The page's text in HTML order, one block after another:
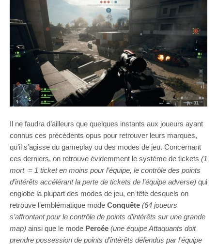
Il ne faudra d’ailleurs que quelques instants aux joueurs ayant
connus ces précédents opus pour retrouver leurs marques,
qu’il s’agisse du gameplay ou des modes de jeu. Concernant
ces derniers, on retrouve évidemment le système de tickets (1
mort = 1 ticket en moins pour l’équipe, le contrôle des points
d’intérêts accélérant la perte de tickets de l’équipe adverse) qui
englobe la plupart des modes de jeu, en tête desquels on
retrouve l’emblématique mode Conquête (64 joueurs
s’affrontant pour le contrôle de points d’intérêts sur une grande
map) ainsi que le mode Percée (une équipe Attaquants doit
prendre possession de points d’intérêts défendus par l’équipe